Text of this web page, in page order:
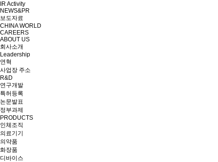
IR Activity
NEWS&PR
보도자료
CHINA WORLD
CAREERS
ABOUT US
회사소개
Leadership
연혁
사업장 주소
R&D
연구개발
특허등록
논문발표
정부과제
PRODUCTS
인체조직
의료기기
의약품
화장품
디바이스